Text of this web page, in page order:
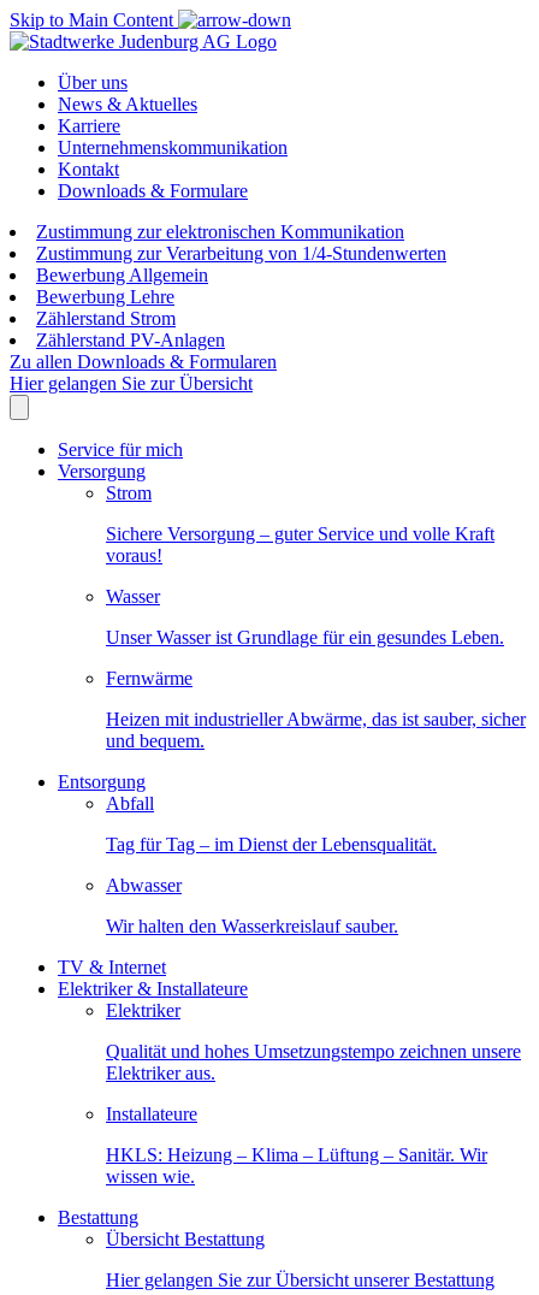
Skip to Main Content
Über uns
News & Aktuelles
Karriere
Unternehmenskommunikation
Kontakt
Downloads & Formulare
Zustimmung zur elektronischen Kommunikation
Zustimmung zur Verarbeitung von 1/4-Stundenwerten
Bewerbung Allgemein
Bewerbung Lehre
Zählerstand Strom
Zählerstand PV-Anlagen
Zu allen Downloads & Formularen
Hier gelangen Sie zur Übersicht
Service für mich
Versorgung
Strom
Sichere Versorgung – guter Service und volle Kraft
voraus!
Wasser
Unser Wasser ist Grundlage für ein gesundes Leben.
Fernwärme
Heizen mit industrieller Abwärme, das ist sauber, sicher
und bequem.
Entsorgung
Abfall
Tag für Tag – im Dienst der Lebensqualität.
Abwasser
Wir halten den Wasserkreislauf sauber.
TV & Internet
Elektriker & Installateure
Elektriker
Qualität und hohes Umsetzungstempo zeichnen unsere
Elektriker aus.
Installateure
HKLS: Heizung – Klima – Lüftung – Sanitär. Wir
wissen wie.
Bestattung
Übersicht Bestattung
Hier gelangen Sie zur Übersicht unserer Bestattung